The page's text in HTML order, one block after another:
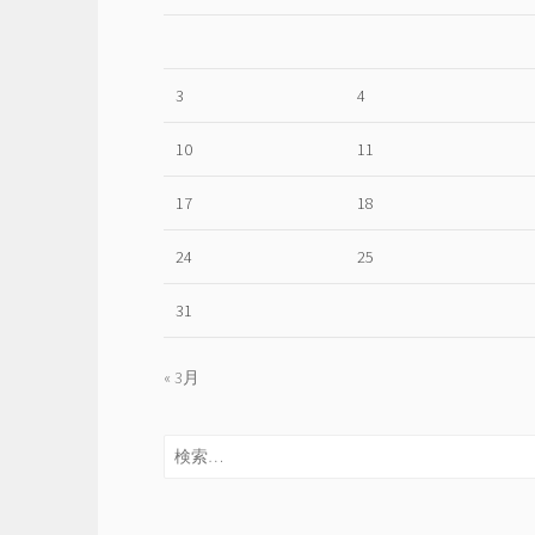
3 4
10 11
17 18
24 25
31
« 3月
検